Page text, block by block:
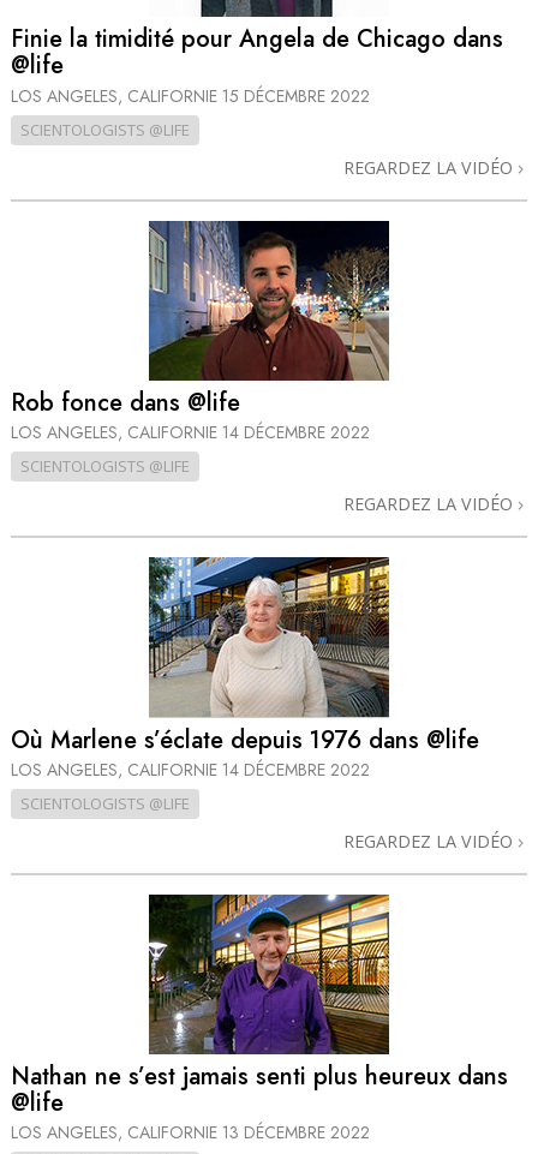
Finie la timidité pour Angela de Chicago dans
@life
LOS ANGELES, CALIFORNIE 15 DÉCEMBRE 2022
SCIENTOLOGISTS @LIFE
REGARDEZ LA VIDÉO
Rob fonce dans @life
LOS ANGELES, CALIFORNIE 14 DÉCEMBRE 2022
SCIENTOLOGISTS @LIFE
REGARDEZ LA VIDÉO
Où Marlene s’éclate depuis 1976 dans @life
LOS ANGELES, CALIFORNIE 14 DÉCEMBRE 2022
SCIENTOLOGISTS @LIFE
REGARDEZ LA VIDÉO
Nathan ne s’est jamais senti plus heureux dans
@life
LOS ANGELES, CALIFORNIE 13 DÉCEMBRE 2022